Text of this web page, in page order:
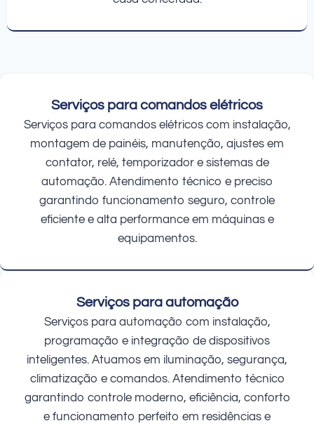
Serviços para comandos elétricos
Serviços para comandos elétricos com instalação,
montagem de painéis, manutenção, ajustes em
contator, relé, temporizador e sistemas de
automação. Atendimento técnico e preciso
garantindo funcionamento seguro, controle
eficiente e alta performance em máquinas e
equipamentos.
Serviços para automação
Serviços para automação com instalação,
programação e integração de dispositivos
inteligentes. Atuamos em iluminação, segurança,
climatização e comandos. Atendimento técnico
garantindo controle moderno, eficiência, conforto
e funcionamento perfeito em residências e